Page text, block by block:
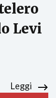
Levi
Leggi